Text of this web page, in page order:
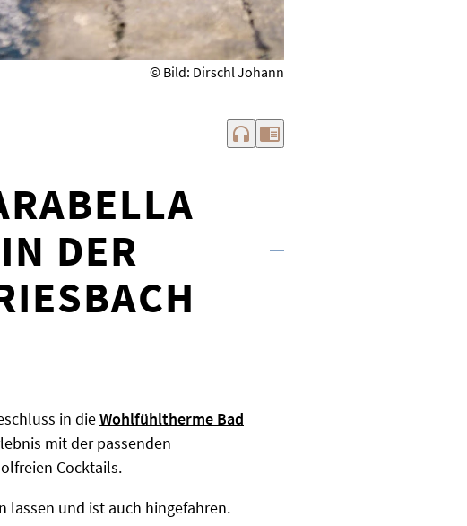
© Bild: Dirschl Johann
headphones chrome_reader_mode
DER
in dieWohlfühltherme Bad
mit der passenden
Cocktails.
lassen und ist auch hingefahren.